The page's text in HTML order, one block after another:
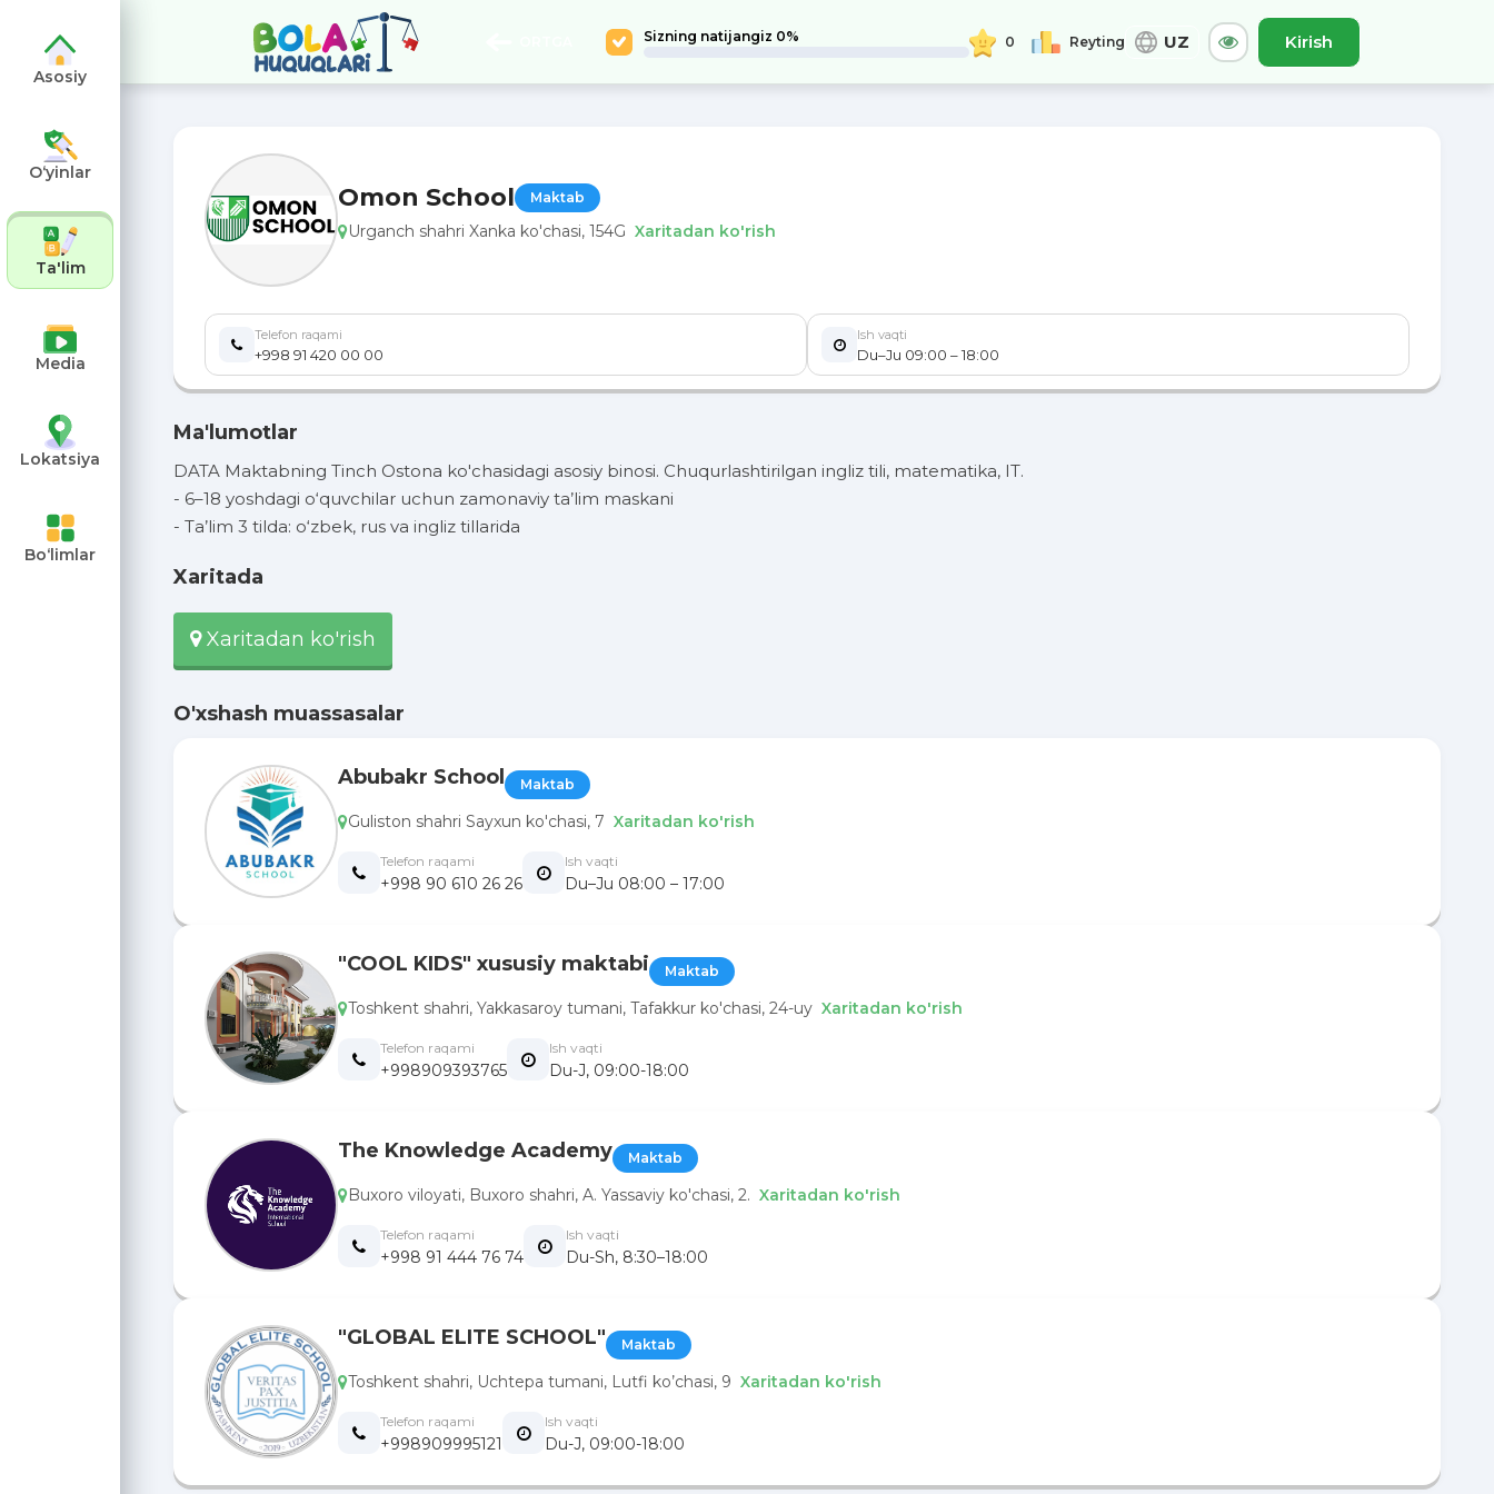
Sizning natijangiz 0% 0 Reyting UZ Kirish
Omon School Maktab
Urganch shahri Xanka ko'chasi, 154G Xaritadan ko'rish
Telefon raqami
+998 91 420 00 00
Ish vaqti
Du–Ju 09:00 – 18:00
Ma'lumotlar
DATA Maktabning Tinch Ostona ko'chasidagi asosiy binosi. Chuqurlashtirilgan ingliz tili, matematika, IT.
- 6–18 yoshdagi o‘quvchilar uchun zamonaviy ta’lim maskani
- Ta’lim 3 tilda: o‘zbek, rus va ingliz tillarida
Xaritada
Xaritadan ko'rish
O'xshash muassasalar
Abubakr School Maktab
Guliston shahri Sayxun ko'chasi, 7 Xaritadan ko'rish
Telefon raqami
+998 90 610 26 26
Ish vaqti
Du–Ju 08:00 – 17:00
"COOL KIDS" xususiy maktabi Maktab
Toshkent shahri, Yakkasaroy tumani, Tafakkur ko'chasi, 24-uy Xaritadan ko'rish
Telefon raqami
+998909393765
Ish vaqti
Du-J, 09:00-18:00
The Knowledge Academy Maktab
Buxoro viloyati, Buxoro shahri, A. Yassaviy ko'chasi, 2. Xaritadan ko'rish
Telefon raqami
+998 91 444 76 74
Ish vaqti
Du-Sh, 8:30–18:00
"GLOBAL ELITE SCHOOL" Maktab
Toshkent shahri, Uchtepa tumani, Lutfi ko’chasi, 9 Xaritadan ko'rish
Telefon raqami
+998909995121
Ish vaqti
Du-J, 09:00-18:00
Asosiy
O‘yinlar
Ta'lim
Media
Lokatsiya
Bo‘limlar